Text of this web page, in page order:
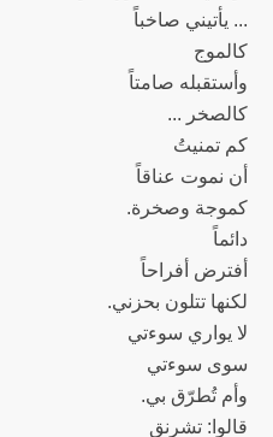
... يأتيني صاخباً
كالموج
وأستقبله صامتاً
كالصخر ...
كم تمنيتُ
أن نموت عناقاً
كموجة وصخرة.
دائماً
أفترض أفراحاً
لكنها تتلون بحزني.
لا يواري سوءتي
سوى سوءتي
وأم تُطرّق بي.
قالوا: تشرنق